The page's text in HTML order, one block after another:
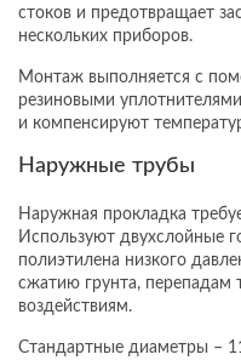
стоков и предотвращает
нескольких приборов.
Монтаж выполняется с
резиновыми
и компенсируют
Наружные трубы
Наружная прокладка
Используют двухслойные
полиэтилена низкого
сжатию грунта, перепадам
воздействиям.
Стандартные диаметры –